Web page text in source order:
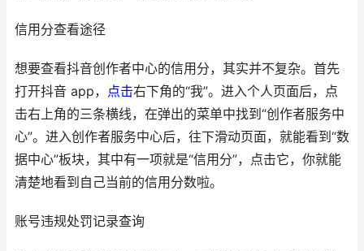
信用分查看途径
想要查看抖音创作者中心的信用分，其实并不复杂。首先
打开抖音 app，
点击右下角的“我”。进入个人页面后，点
击右上角的三条横线，在弹出的菜单中找到“创作者服务中
心”。进入创作者服务中心后，往下滑动页面，就能看到“数
据中心”板块，其中有一项就是“信用分”，点击它，你就能
清楚地看到自己当前的信用分数啦。
账号违规处罚记录查询